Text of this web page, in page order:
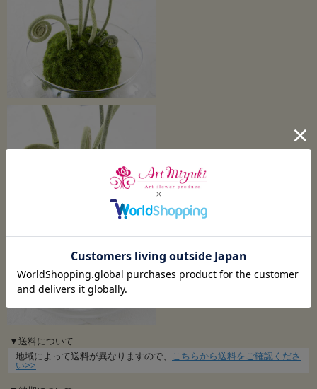
▼送料について
地域によって送料が異なりますので、
こちらから送料をご確認くださ
い>>